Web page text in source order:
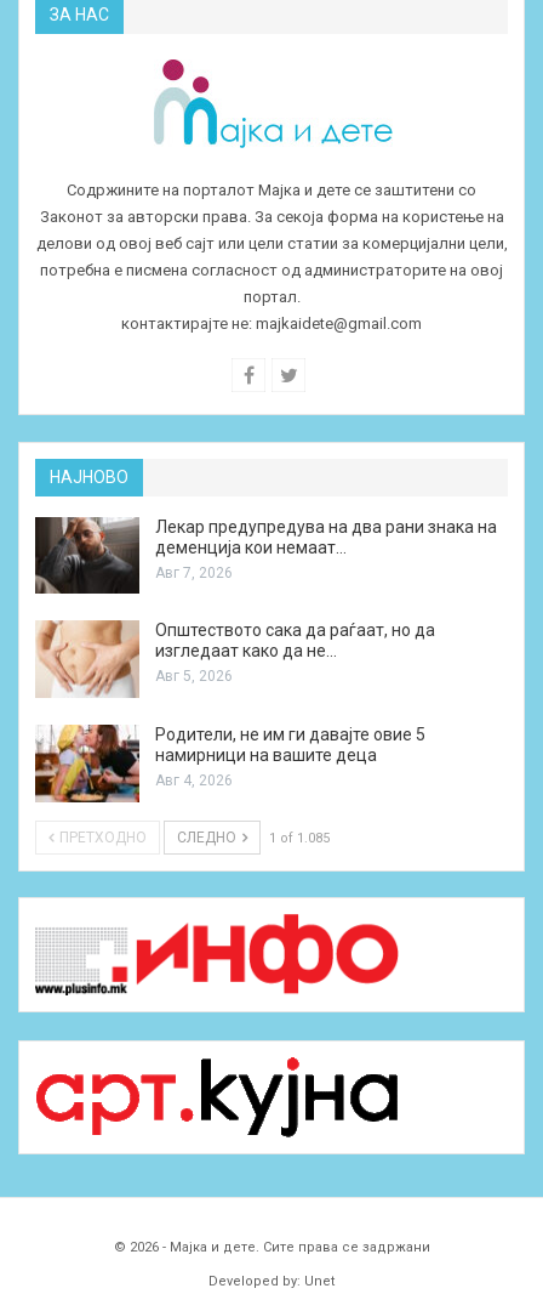
ЗА НАС
Содржините на порталот Мајка и дете се заштитени со
Законот за авторски права. За секоја форма на користење на
делови од овој веб сајт или цели статии за комерцијални цели,
потребна е писмена согласност од администраторите на овој
портал.
контактирајте не: majkaidete@gmail.com
НАЈНОВО
Лекар предупредува на два рани знака на
деменција кои немаат…
Авг 7, 2026
Општеството сака да раѓаат, но да
изгледаат како да не…
Авг 5, 2026
Родители, не им ги давајте овие 5
намирници на вашите деца
Авг 4, 2026
ПРЕТХОДНО СЛЕДНО 1 of 1.085
© 2026 - Мајка и дете. Сите права се задржани
Developed by: Unet